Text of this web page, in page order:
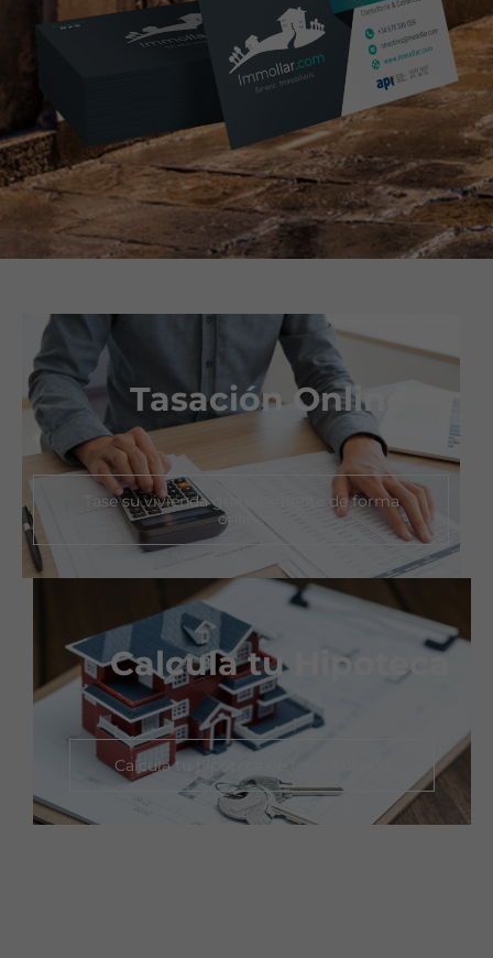
Tasación Online
Tase su vivienda gratuitamente de forma
online​
Calcula tu Hipoteca
Calcula tu hipoteca de forma online